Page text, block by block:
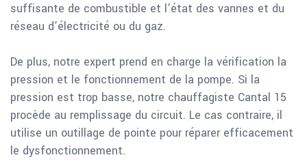
suffisante de combustible et l’état des vannes et du
réseau d’électricité ou du gaz.
De plus, notre expert prend en charge la vérification la
pression et le fonctionnement de la pompe. Si la
pression est trop basse, notre chauffagiste Cantal 15
procède au remplissage du circuit. Le cas contraire, il
utilise un outillage de pointe pour réparer efficacement
le dysfonctionnement.